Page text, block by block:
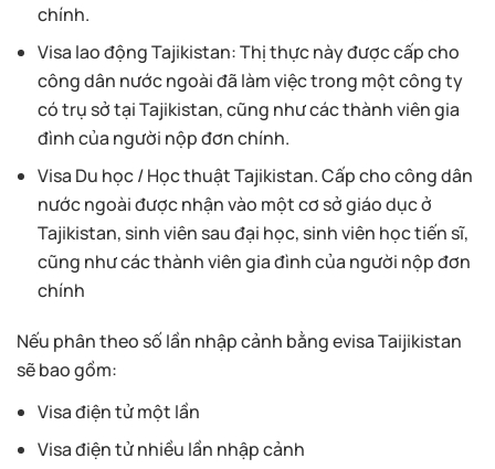
chính.
Visa lao động Tajikistan: Thị thực này được cấp cho
công dân nước ngoài đã làm việc trong một công ty
có trụ sở tại Tajikistan, cũng như các thành viên gia
đình của người nộp đơn chính.
Visa Du học / Học thuật Tajikistan. Cấp cho công dân
nước ngoài được nhận vào một cơ sở giáo dục ở
Tajikistan, sinh viên sau đại học, sinh viên học tiến sĩ,
cũng như các thành viên gia đình của người nộp đơn
chính
Nếu phân theo số lần nhập cảnh bằng evisa Taijikistan
sẽ bao gồm:
Visa điện tử một lần
Visa điện tử nhiều lần nhập cảnh